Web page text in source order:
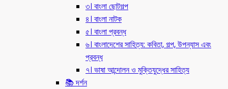
৩। বাংলা ছোটগল্প
৪। বাংলা নাটক
৫। বাংলা প্রবন্ধ
৬। বাংলাদেশের সাহিত্য: কবিতা, গল্প, উপন্যাস এবং
প্রবন্ধ
৭। ভাষা আন্দোলন ও মুক্তিযুদ্ধের সাহিত্য
📚 দর্শন